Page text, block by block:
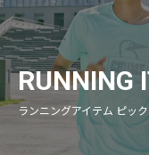
RUNNING
ランニングアイテム ピッ